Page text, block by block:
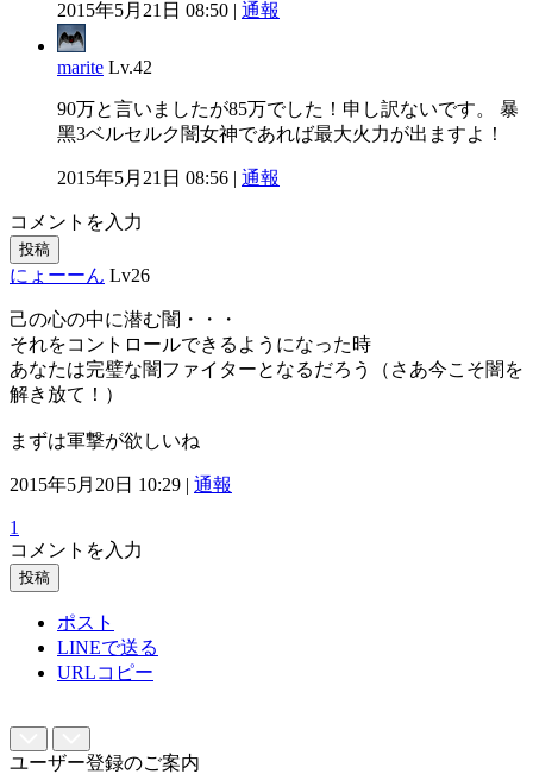
2015年5月21日 08:50 | 通報
marite Lv.42
90万と言いましたが85万でした！申し訳ないです。 暴
黑3ベルセルク闇女神であれば最大火力が出ますよ！
2015年5月21日 08:56 | 通報
コメントを入力
投稿
にょーーん Lv26
己の心の中に潜む闇・・・
それをコントロールできるようになった時
あなたは完璧な闇ファイターとなるだろう（さあ今こそ闇を
解き放て！）
まずは軍撃が欲しいね
2015年5月20日 10:29 | 通報
1
コメントを入力
投稿
ポスト
LINEで送る
URLコピー
ユーザー登録のご案内